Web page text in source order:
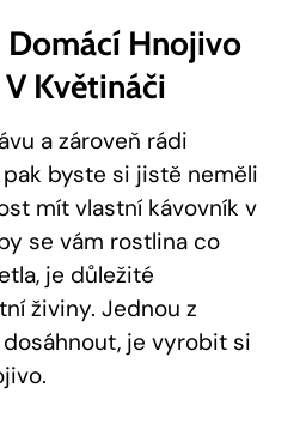
Domácí Hnojivo
Květináči
a zároveň rádi
byste si jistě neměli
mít vlastní kávovník v
se vám rostlina co
je důležité
živiny. Jednou z
je vyrobit si